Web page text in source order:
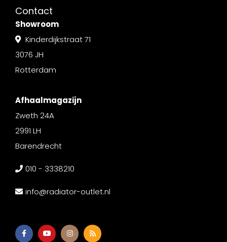
Contact
Showroom
Kinderdijkstraat 71
3076 JH
Rotterdam
Afhaalmagazijn
Zweth 24A
2991 LH
Barendrecht
010 - 3338210
info@radiator-outlet.nl